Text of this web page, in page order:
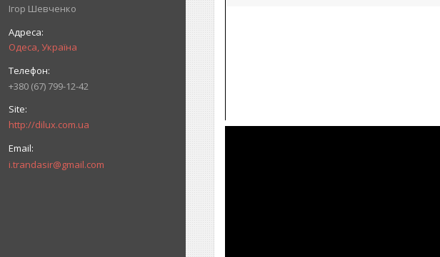
Ігор Шевченко
Одеса, Україна
+380 (67) 799-12-42
http://dilux.com.ua
i.trandasir@gmail.com